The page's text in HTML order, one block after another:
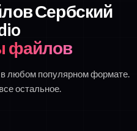
Сербский
файлов
любом популярном формате.
остальное.